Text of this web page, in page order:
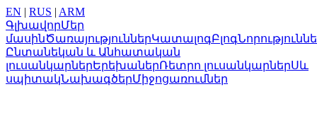
EN | RUS | ARM
ԳլխավորՄեր
մասինԾառայություններԿատալոգԲլոգ
Ընտանեկան և Անհատական
լուսանկարներԵրեխաներՌետրո լուսանկարներՍև
սպիտակՆախագծերՄիջոցառումներ